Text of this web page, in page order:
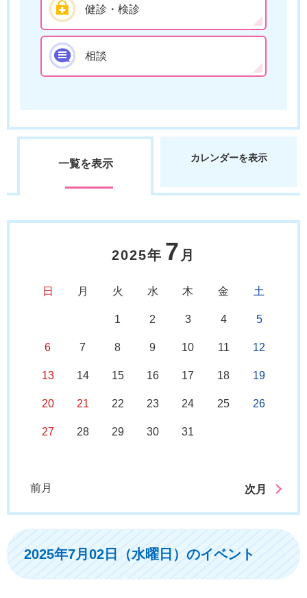
健診・検診
相談
一覧を表示 カレンダーを表示
2025年 7 月
日 月 火 水 木 金 土
1 2 3 4 5
6 7 8 9 10 11 12
13 14 15 16 17 18 19
20 21 22 23 24 25 26
27 28 29 30 31
前月 次月
2025年7月02日（水曜日）のイベント